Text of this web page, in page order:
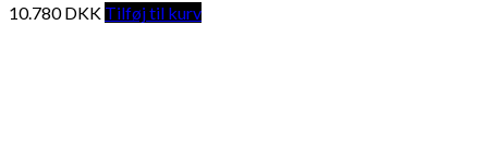
10.780DKK Tilføj til kurv